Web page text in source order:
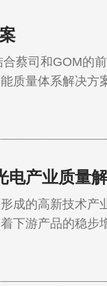
蔡司和GOM的
质量体系解决
电产业质量
成的高新技术
下游产品的稳步